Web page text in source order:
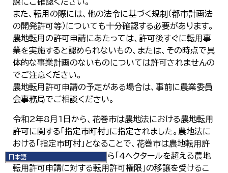
日本語
日本語
また、転用の際には、他の法令に基づく規制（都市計画法
の開発許可等）についても十分確認する必要があります。
農地転用の許可申請にあたっては、許可後すぐに転用事
業を実施すると認められないもの、または、その時点で具
体的な事業計画のないものについては許可されませんの
でご注意ください。
農地転用許可申請の予定がある場合は、事前に農業委員
会事務局でご相談ください。
令和2年8月1日から、花巻市は農地法における農地転⽤
許可に関する「指定市町村」に指定されました。農地法に
おける「指定市町村」となることで、花巻市は農地転⽤許
可制度において、岩⼿県から「4ヘクタールを超える農地
転⽤許可申請に対する転⽤許可権限」の移譲を受けるこ